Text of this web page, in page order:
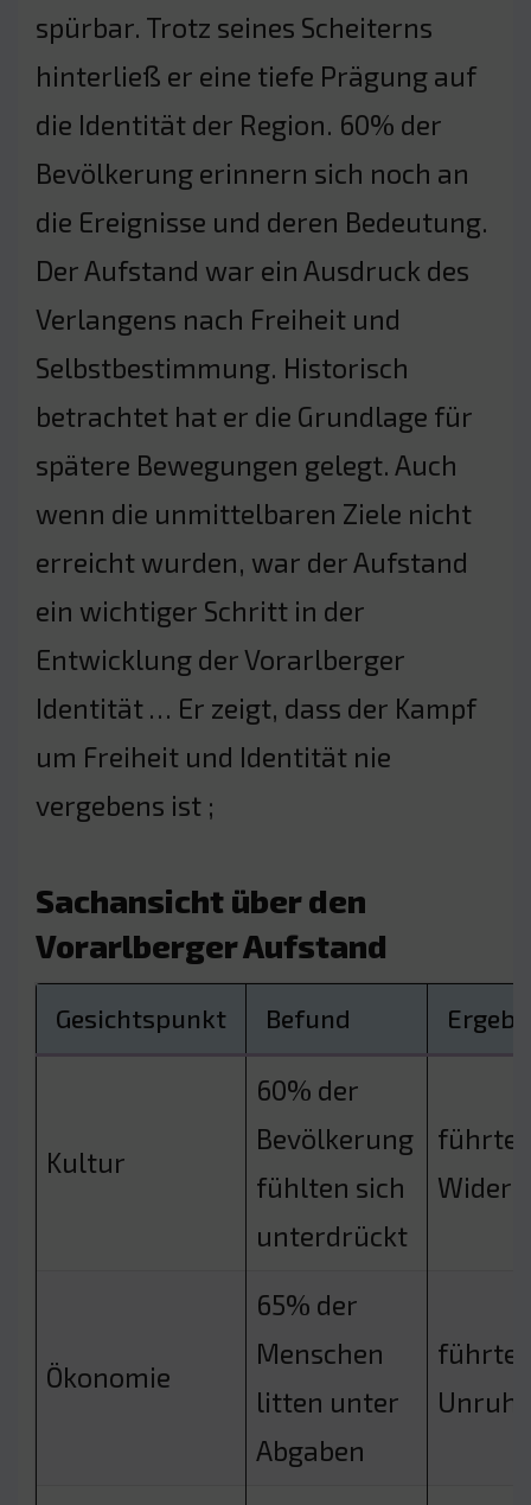
spürbar. Trotz seines Scheiterns
hinterließ er eine tiefe Prägung auf
die Identität der Region. 60% der
Bevölkerung erinnern sich noch an
die Ereignisse und deren Bedeutung.
Der Aufstand war ein Ausdruck des
Verlangens nach Freiheit und
Selbstbestimmung. Historisch
betrachtet hat er die Grundlage für
spätere Bewegungen gelegt. Auch
wenn die unmittelbaren Ziele nicht
erreicht wurden, war der Aufstand
ein wichtiger Schritt in der
Entwicklung der Vorarlberger
Identität … Er zeigt, dass der Kampf
um Freiheit und Identität nie
vergebens ist ;
Sachansicht über den
Vorarlberger Aufstand
Gesichtspunkt Befund
Kultur
60% der
Bevölkerung
fühlten sich
unterdrückt
führte
Ökonomie
65% der
Menschen
litten unter
Abgaben
führte